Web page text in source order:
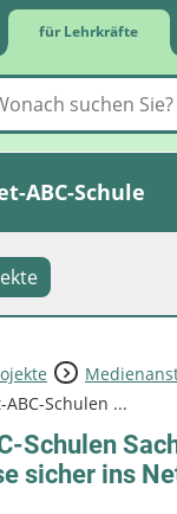
für Lehrkräfte
ABC-Schule
Schulen ...
Schulen
sicher ins